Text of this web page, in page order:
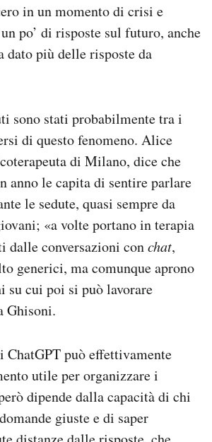
in un momento di crisi e
po’ di risposte sul futuro, anche
dato più delle risposte da
sono stati probabilmente tra i
di questo fenomeno. Alice
di Milano, dice che
anno le capita di sentire parlare
le sedute, quasi sempre da
«a volte portano in terapia
dalle conversazioni conchat,
generici, ma comunque aprono
su cui poi si può lavorare
Ghisoni.
ChatGPT può effettivamente
utile per organizzare i
dipende dalla capacità di chi
giuste e di saper